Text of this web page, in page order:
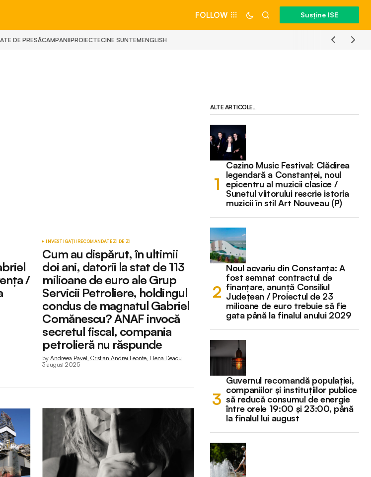
FOLLOW Susține ISE
DE PRESĂCAMPANIIPROIECTECINE SUNTEMENGLISH
/
INVESTIGAȚIIRECOMANDATEZI DE ZI
Cum au dispărut, în ultimii
doi ani, datorii la stat de 113
milioane de euro ale Grup
Servicii Petroliere, holdingul
condus de magnatul Gabriel
Comănescu? ANAF invocă
secretul fiscal, compania
petrolieră nu răspunde
by Andreea Pavel, Cristian Andrei Leonte, Elena Deacu
3 august 2025
ALTE ARTICOLE...
Cazino Music Festival: Clădirea
legendară a Constanței, noul
epicentru al muzicii clasice /
Sunetul viitorului rescrie istoria
muzicii în stil Art Nouveau (P)
Noul acvariu din Constanța: A
fost semnat contractul de
finanțare, anunță Consiliul
Județean / Proiectul de 23
milioane de euro trebuie să fie
gata până la finalul anului 2029
Guvernul recomandă populației,
companiilor și instituțiilor publice
să reducă consumul de energie
între orele 19:00 și 23:00, până
la finalul lui august